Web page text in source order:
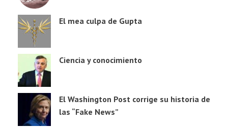
El mea culpa de Gupta
Ciencia y conocimiento
El Washington Post corrige su historia de
las “Fake News”